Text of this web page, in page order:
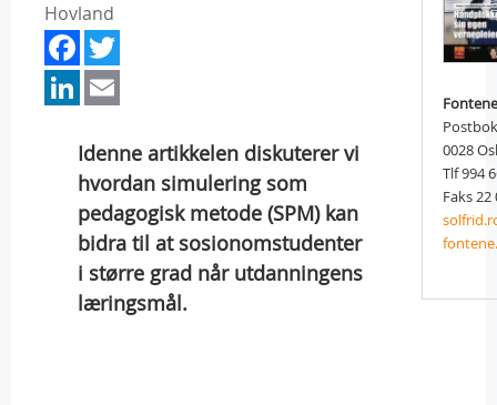
Hovland
Facebook
LinkedIn
Idenne artikkelen diskuterer vi
hvordan simulering som
pedagogisk metode (SPM) kan
bidra til at sosionomstudenter
i større grad når utdanningens
læringsmål.
Fontene
0028
Tlf 994
Faks 22